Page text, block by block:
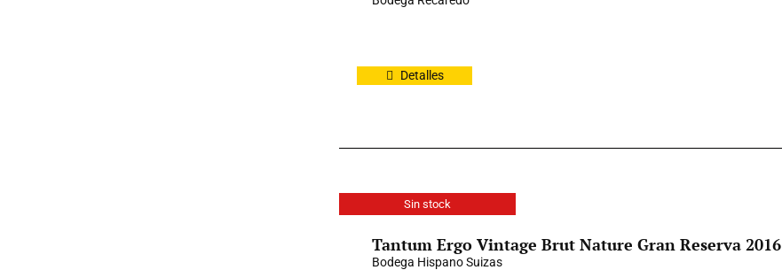
Detalles
Sin stock
Tantum Ergo Vintage Brut Nature Gran Reserva 2016
Bodega Hispano Suizas